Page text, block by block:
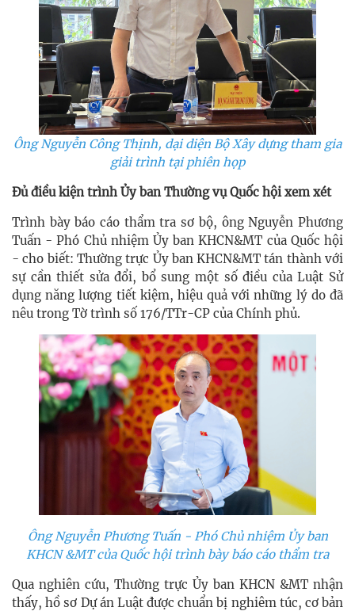
Ông Nguyễn Công Thịnh, dại diện Bộ Xây dựng tham gia
giải trình tại phiên họp
Đủ điều kiện trình Ủy ban Thường vụ Quốc hội xem xét
Trình bày báo cáo thẩm tra sơ bộ, ông Nguyễn Phương
Tuấn - Phó Chủ nhiệm Ủy ban KHCN&MT của Quốc hội
- cho biết: Thường trực Ủy ban KHCN&MT tán thành với
sự cần thiết sửa đổi, bổ sung một số điều của Luật Sử
dụng năng lượng tiết kiệm, hiệu quả với những lý do đã
nêu trong Tờ trình số 176/TTr-CP của Chính phủ.
Ông Nguyễn Phương Tuấn - Phó Chủ nhiệm Ủy ban
KHCN &MT của Quốc hội trình bày báo cáo thẩm tra
Qua nghiên cứu, Thường trực Ủy ban KHCN &MT nhận
thấy, hồ sơ Dự án Luật được chuẩn bị nghiêm túc, cơ bản